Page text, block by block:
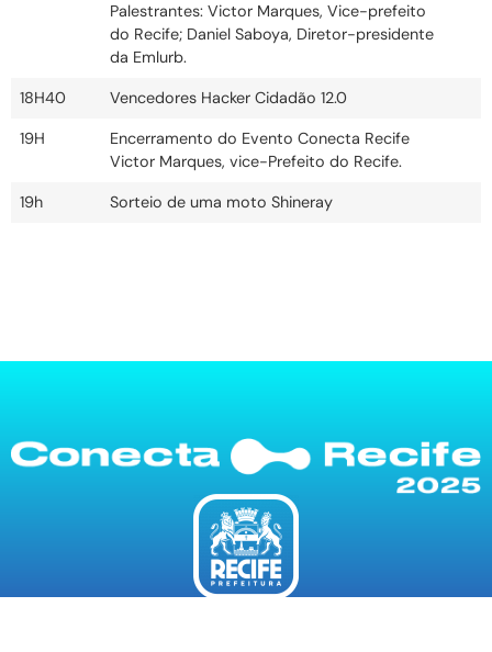
Palestrantes: Victor Marques, Vice-prefeito
do Recife; Daniel Saboya, Diretor-presidente
da Emlurb.
18H40 Vencedores Hacker Cidadão 12.0
19H
Encerramento do Evento Conecta Recife
Victor Marques, vice-Prefeito do Recife.
19h Sorteio de uma moto Shineray